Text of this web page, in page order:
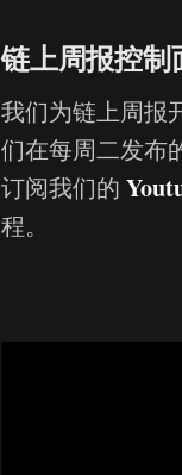
链上周报控制
我们为链上周报
们在每周二发布
订阅我们的
程。